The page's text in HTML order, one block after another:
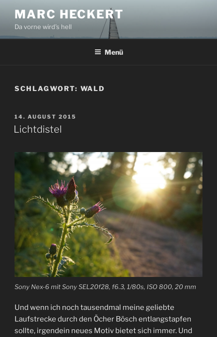
Inhalt
springen
MARC HECKERT
Da vorne wird's hell
Menü
SCHLAGWORT: WALD
VERÖFFENTLICHT
AM
14. AUGUST 2015
Lichtdistel
Sony Nex-6 mit Sony SEL20f28, f6.3, 1/80s, ISO 800, 20 mm
Und wenn ich noch tausendmal meine geliebte
Laufstrecke durch den Öcher Bösch entlangstapfen
sollte, irgendein neues Motiv bietet sich immer. Und